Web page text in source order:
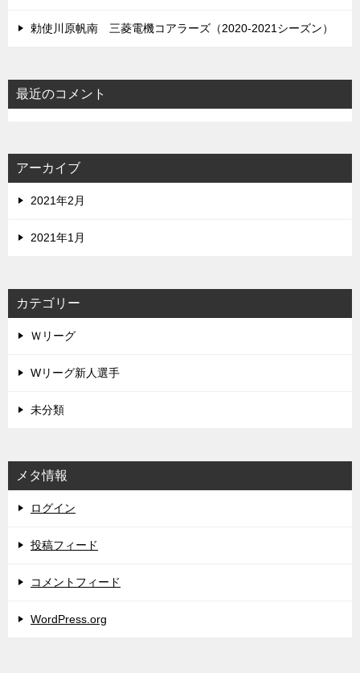
勅使川原帆南 三菱電機コアラーズ（2020-2021シーズン）
最近のコメント
アーカイブ
2021年2月
2021年1月
カテゴリー
Ｗリーグ
Wリーグ新人選手
未分類
メタ情報
ログイン
投稿フィード
コメントフィード
WordPress.org